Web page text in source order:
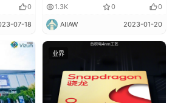
0
07-18
1.3K 0 0
AIIAW 2023-01-20
业界